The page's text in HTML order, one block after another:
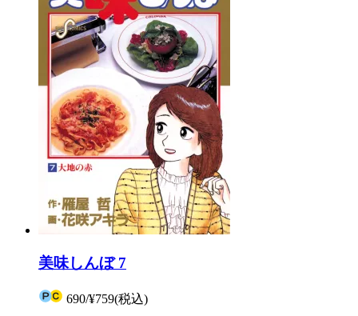
美味しんぼ 7
690/¥759(税込)